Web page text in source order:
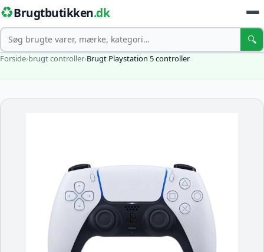
♻️Brugtbutikken.dk
Søg 🔍
Forside›brugt controller›Brugt Playstation 5 controller